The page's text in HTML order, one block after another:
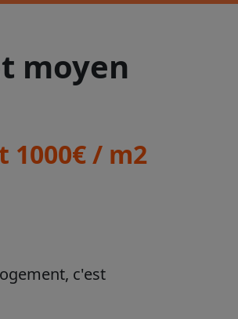
moyen
1000€ / m2
c'est